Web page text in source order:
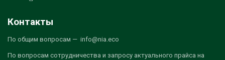
Контакты
По общим вопросам — info@nia.eco
По вопросам сотрудничества и запросу актуального прайса на